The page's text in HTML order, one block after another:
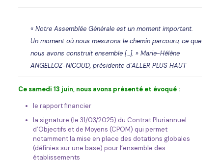
« Notre Assemblée Générale est un moment important.
Un moment où nous mesurons le chemin parcouru, ce que
nous avons construit ensemble […]. » Marie-Hélène
ANGELLOZ-NICOUD, présidente d’ALLER PLUS HAUT
Ce samedi 13 juin, nous avons présenté et évoqué :
le rapport financier
la signature (le 31/03/2025) du Contrat Pluriannuel
d’Objectifs et de Moyens (CPOM) qui permet
notamment la mise en place des dotations globales
(définies sur une base) pour l’ensemble des
établissements